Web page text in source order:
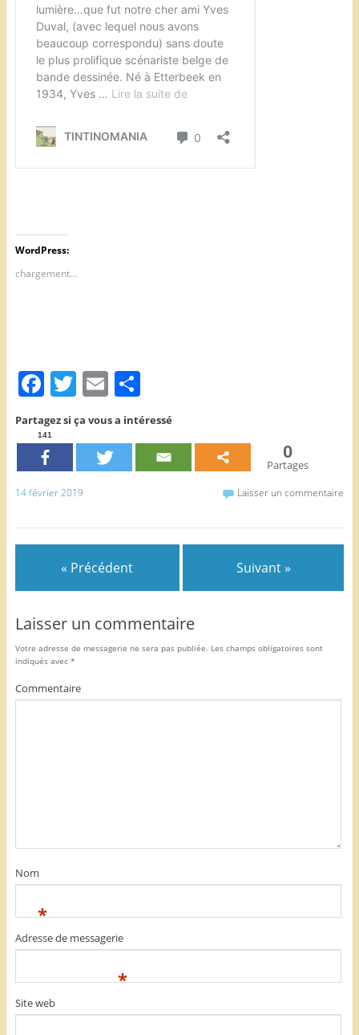
WordPress:
chargement…
F
a
c
e
b
o
T
w
itt
er
E
m
ai
l
P
ar
ta
Partagez si ça vous a intéressé
141
0
Partages
14 février 2019 Laisser un commentaire
« Précédent Suivant »
Laisser un commentaire
Votre adresse de messagerie ne sera pas publiée. Les champs obligatoires sont
indiqués avec *
Commentaire
Nom
*
Adresse de messagerie
*
Site web